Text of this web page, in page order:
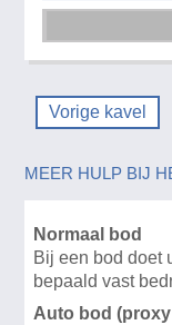
Vorige kavel
MEER HULP BIJ
Normaal bod
Bij een bod doet
bepaald vast
Auto bod